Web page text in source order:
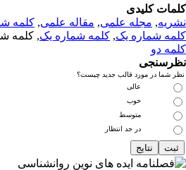
کلیدی
,مجله علمی, مقاله علمی, کلمه
شماره یک,کلمه شماره یک, کلمه
دو
شما در مورد قالب جدید چیست؟
عالی
خوب
متوسط
در حد انتظار